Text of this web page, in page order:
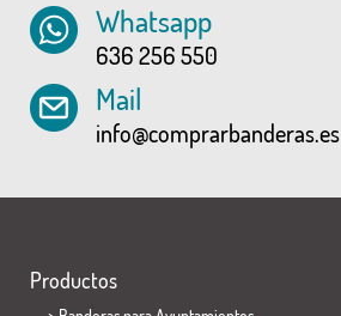
Whatsapp
636 256 550
Mail
info@comprarbanderas.es
Productos